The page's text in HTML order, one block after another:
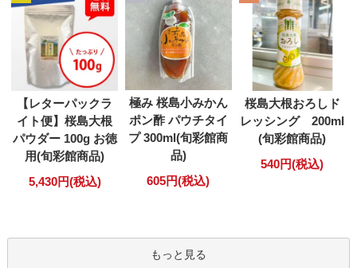
【レターパックラ
イト便】桜島大根
パウダー 100g お徳
用(旬彩館商品)
5,430円(税込)
極み 桜島小みかん
ポン酢 パウチタイ
プ 300ml(旬彩館商
品)
605円(税込)
桜島大根おろしド
レッシング 200ml
(旬彩館商品)
540円(税込)
もっと見る